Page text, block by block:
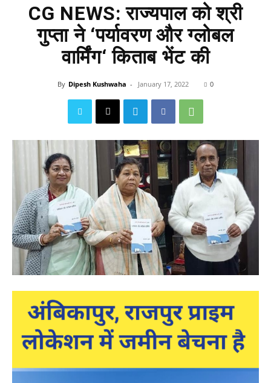
CG NEWS: राज्यपाल को श्री
गुप्ता ने ‘पर्यावरण और ग्लोबल
वार्मिंग‘ किताब भेंट की
By Dipesh Kushwaha - January 17, 2022 0